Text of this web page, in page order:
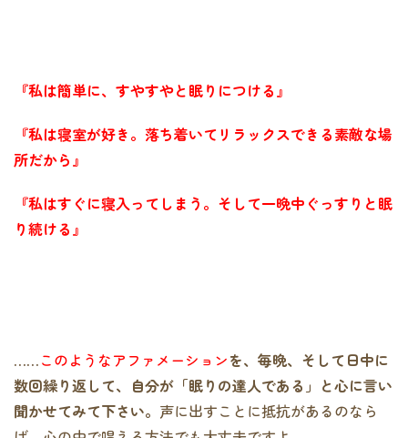
『私は簡単に、すやすやと眠りにつける』
『私は寝室が好き。落ち着いてリラックスできる素敵な場
所だから』
『私はすぐに寝入ってしまう。そして一晩中ぐっすりと眠
り続ける』
……このようなアファメーションを、毎晩、そして日中に
数回繰り返して、自分が「眠りの達人である」と心に言い
聞かせてみて下さい。 声に出すことに抵抗があるのなら